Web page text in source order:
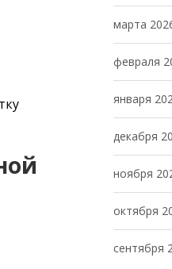
марта
февраля
января
декабря
ноября
октября
сентября